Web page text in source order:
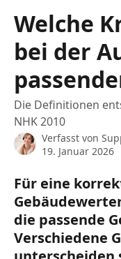
Welche
bei der
Die Definitionen
NHK 2010
Verfasst von
19. Januar 2026
Für eine
die passende
Verschiedene